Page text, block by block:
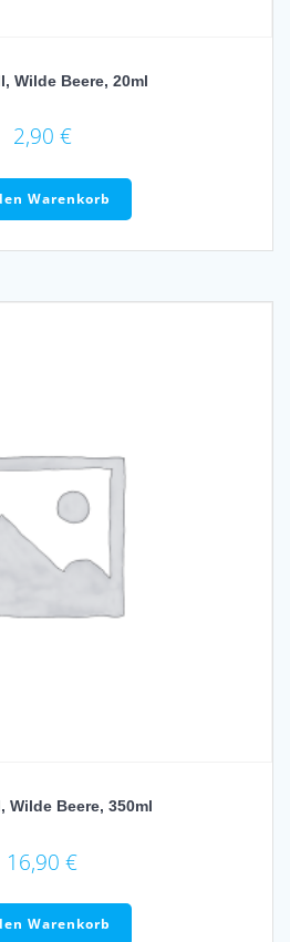
Wilde Beere, 20ml
2,90 €
Warenkorb
Wilde Beere, 350ml
16,90 €
Warenkorb